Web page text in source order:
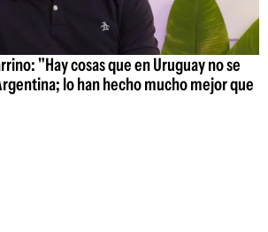
"Hay cosas que en Uruguay no se
lo han hecho mucho mejor que